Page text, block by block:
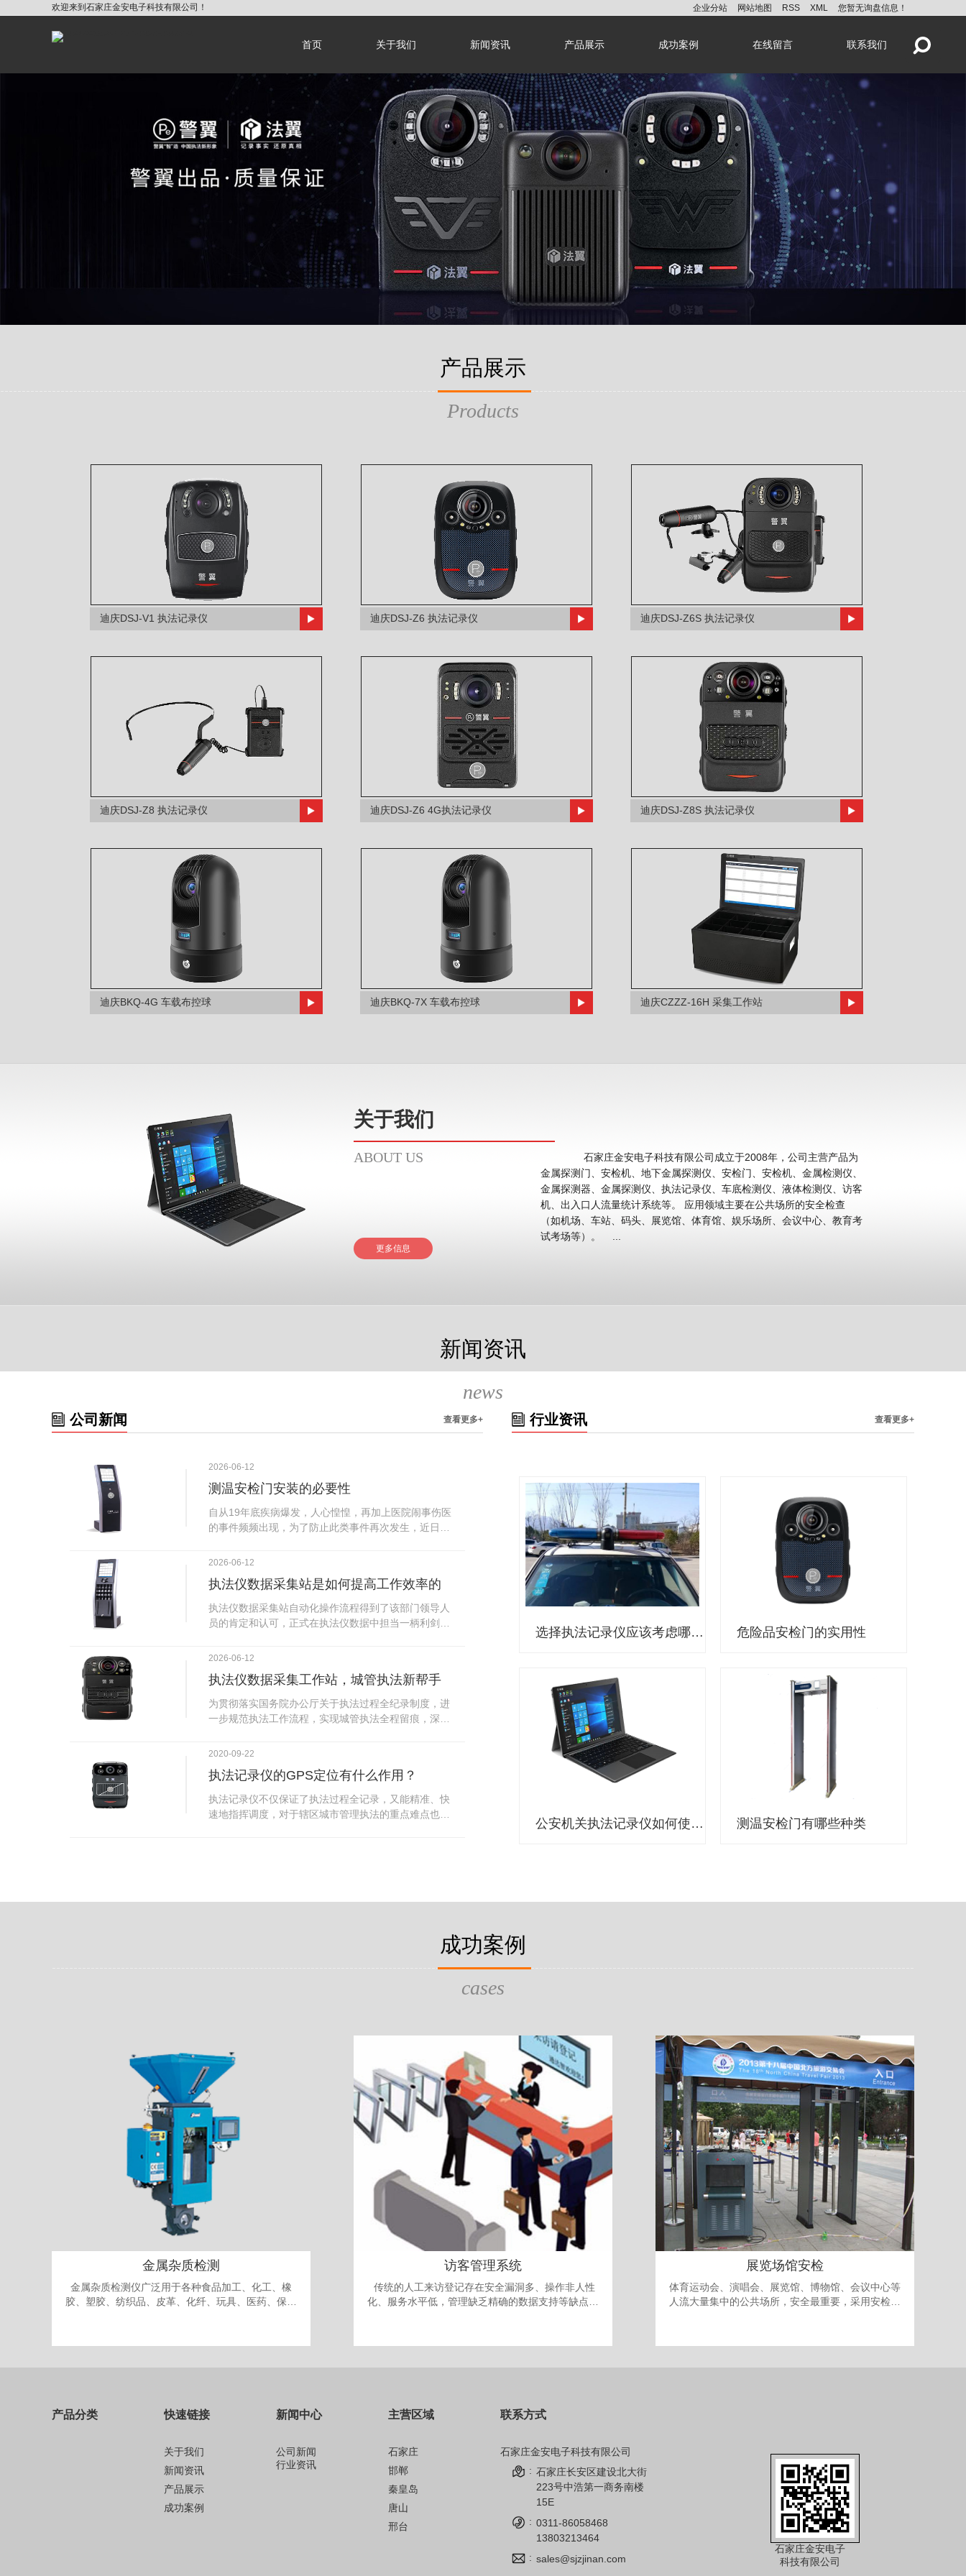
欢迎来到石家庄金安电子科技有限公司！ 企业分站 网站地图 RSS XML 您暂无询盘信息！
首页 关于我们 新闻资讯 产品展示 成功案例 在线留言 联系我们
产品展示
Products
迪庆DSJ-V1 执法记录仪 迪庆DSJ-Z6 执法记录仪 迪庆DSJ-Z6S 执法记录仪
迪庆DSJ-Z8 执法记录仪 迪庆DSJ-Z6 4G执法记录仪 迪庆DSJ-Z8S 执法记录仪
迪庆BKQ-4G 车载布控球 迪庆BKQ-7X 车载布控球 迪庆CZZZ-16H 采集工作站
关于我们
ABOUT US
更多信息
石家庄金安电子科技有限公司成立于2008年，公司主营产品为
金属探测门、安检机、地下金属探测仪、安检门、安检机、金属检测仪、
金属探测器、金属探测仪、执法记录仪、车底检测仪、液体检测仪、访客
机、出入口人流量统计系统等。 应用领域主要在公共场所的安全检查
（如机场、车站、码头、展览馆、体育馆、娱乐场所、会议中心、教育考
新闻资讯
news
公司新闻 查看更多+
2026-06-12
测温安检门安装的必要性
自从19年底疾病爆发，人心惶惶，再加上医院闹事伤医
的事件频频出现，为了防止此类事件再次发生，近日，
尽快的安装安检门等设备，开展安全工作。此消息一经
个，其一，安装安检门是否会激化矛盾。其二，安装安
检门可以防范于未然。1月6号当天，南宁市第二医院刚
试行安检的首日，检查出10多把各类刀具和一把管制类
可以，能够保障急诊的快速通道顺畅就可以。
2026-06-12
执法仪数据采集站是如何提高工作效率的
执法仪数据采集站自动化操作流程得到了该部门领导人
员的肯定和认可，正式在执法仪数据中担当一柄利剑。
步，首先执法仪数据采集站支持多台执法仪同时上传数
取目标对象，并同步到采集站中，此外设备具有断点续
传的功能，如果碰到网络故障，可以从已经上传或下载
的部分开始继续上传下载未完成的部分，而没有必要从
据和自动充电，方便执法人员下次直接使用，提高执法
仪数据效率。执法仪数据采集站还具有强大的数据存储
据，将统计结果以图表或者报表的形式呈现；设备设置
有用户操作权限管理，自动将用户警员编号与执法仪编
2026-06-12
执法仪数据采集工作站，城管执法新帮手
为贯彻落实国务院办公厅关于执法过程全纪录制度，进
一步规范执法工作流程，实现城管执法全程留痕，深入
手。执法记录仪是我们队员在路面执法的必备品，它忠
盾的发生。现在有了执法仪数据采集工作站，执法队员
的担忧便得到有效的解决。每个采集工作站可支持多台
执法记录仪设备同时上传数据，队员当天使用当天上
充电、校校时，做执法记录仪的贴心小"保姆"。随着群
场资料，直戳了当的展示给行政相对人看，有效的减少
2020-09-22
执法记录仪的GPS定位有什么作用？
执法记录仪不仅保证了执法过程全记录，又能精准、快
速地指挥调度，对于辖区城市管理执法的重点难点也能
在平台的电子地图上显示出设备的具体位置，实时查看
能，在实战中发挥着重要的作用，能广泛应用于交警公
安执法、卫生监督、城管执法、海关执法、路政、质量
行业资讯 查看更多+
选择执法记录仪应该考虑哪些因素？ 危险品安检门的实用性
公安机关执法记录仪如何使用？ 测温安检门有哪些种类
成功案例
cases
金属杂质检测
金属杂质检测仪广泛用于各种食品加工、化工、橡
胶、塑胶、纺织品、皮革、化纤、玩具、医药、保健
访客管理系统
传统的人工来访登记存在安全漏洞多、操作非人性
化、服务水平低，管理缺乏精确的数据支持等缺点。
要求，进入单位进行作案。发案后追查却有可能发现
访客机管理系统，技术先进、操作简单、性能可靠，
构、公安、院校安全保卫管理的得力助手。
展览场馆安检
体育运动会、演唱会、展览馆、博物馆、会议中心等
人流大量集中的公共场所，安全最重要，采用安检门
时还需要考虑最多人流量的问题，以免人员过多发生
产品分类 快速链接
关于我们
新闻资讯
产品展示
成功案例
新闻中心
公司新闻
行业资讯
主营区域
石家庄
邯郸
秦皇岛
唐山
邢台
联系方式
石家庄金安电子科技有限公司
: 石家庄长安区建设北大街
223号中浩第一商务南楼
15E
: 0311-86058468
13803213464
: sales@sjzjinan.com
石家庄金安电子
科技有限公司